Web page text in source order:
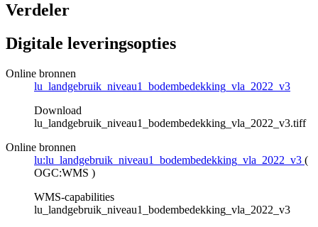
Verdeler
Digitale leveringsopties
Online bronnen
lu_landgebruik_niveau1_bodembedekking_vla_2022_v3
Download
lu_landgebruik_niveau1_bodembedekking_vla_2022_v3.tiff
Online bronnen
lu:lu_landgebruik_niveau1_bodembedekking_vla_2022_v3 (
OGC:WMS )
WMS-capabilities
lu_landgebruik_niveau1_bodembedekking_vla_2022_v3